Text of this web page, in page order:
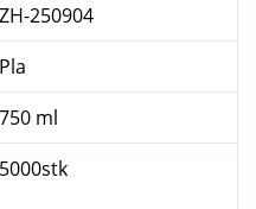
ZH-250904
Pla
750 ml
5000stk